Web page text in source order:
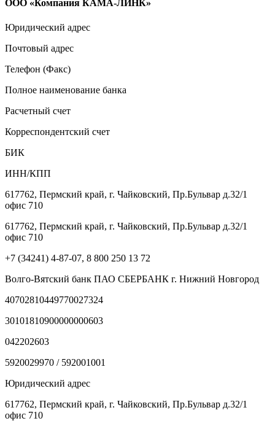
ООО «Компания КАМА-ЛИНК»
Юридический адрес
Почтовый адрес
Телефон (Факс)
Полное наименование банка
Расчетный счет
Корреспондентский счет
БИК
ИНН/КПП
617762, Пермский край, г. Чайковский, Пр.Бульвар д.32/1
офис 710
617762, Пермский край, г. Чайковский, Пр.Бульвар д.32/1
офис 710
+7 (34241) 4-87-07, 8 800 250 13 72
Волго-Вятский банк ПАО СБЕРБАНК г. Нижний Новгород
40702810449770027324
30101810900000000603
042202603
5920029970 / 592001001
Юридический адрес
617762, Пермский край, г. Чайковский, Пр.Бульвар д.32/1
офис 710